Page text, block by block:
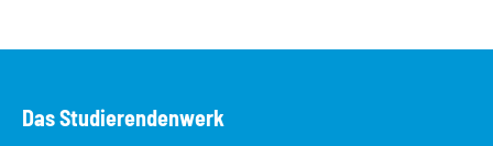
Das Studierendenwerk